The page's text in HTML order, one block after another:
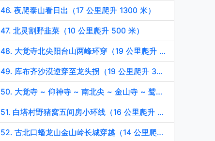
46. 夜爬泰山看日出（17 公里爬升 1300 米）
47. 北灵割野韭菜（10 公里爬升 500 米）
48. 大觉寺北尖阳台山两峰环穿（19 公里爬升 1440 米）
49. 库布齐沙漠逆穿至龙头拐（19 公里爬升 300 米）
50. 大觉寺 ~ 仰神寺 ~ 南北尖 ~ 金山寺 ~ 鹫峰大环线（19 公里爬升 1500 米）
51. 白塔村野猪窝五间房小环线（16 公里爬升 780 米）
52. 古北口蟠龙山金山岭长城穿越（14 公里爬升 760 米）